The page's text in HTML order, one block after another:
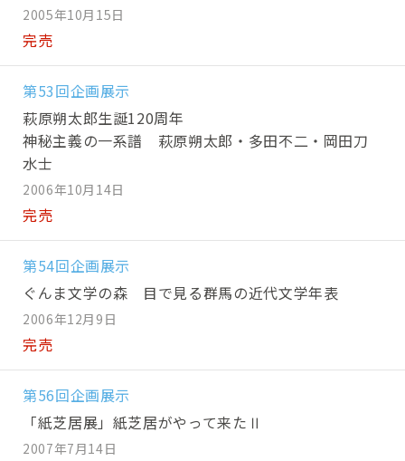
2005年10月15日
完売
第53回企画展示
萩原朔太郎生誕120周年
神秘主義の一系譜 萩原朔太郎・多田不二・岡田刀
水士
2006年10月14日
完売
第54回企画展示
ぐんま文学の森 目で見る群馬の近代文学年表
2006年12月9日
完売
第56回企画展示
「紙芝居展」紙芝居がやって来たⅡ
2007年7月14日